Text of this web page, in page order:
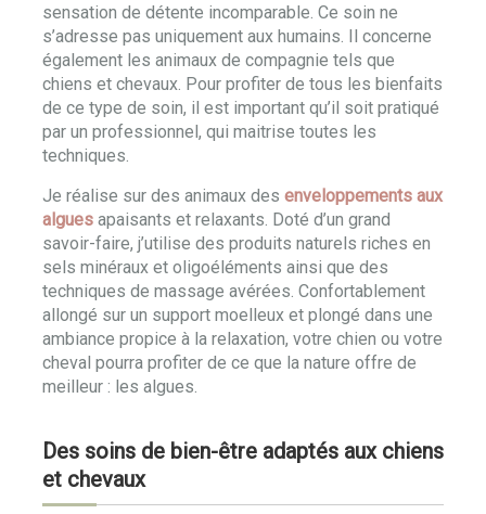
sensation de détente incomparable. Ce soin ne
s’adresse pas uniquement aux humains. Il concerne
également les animaux de compagnie tels que
chiens et chevaux. Pour profiter de tous les bienfaits
de ce type de soin, il est important qu’il soit pratiqué
par un professionnel, qui maitrise toutes les
techniques.
Je réalise sur des animaux des enveloppements aux
algues apaisants et relaxants. Doté d’un grand
savoir-faire, j’utilise des produits naturels riches en
sels minéraux et oligoéléments ainsi que des
techniques de massage avérées. Confortablement
allongé sur un support moelleux et plongé dans une
ambiance propice à la relaxation, votre chien ou votre
cheval pourra profiter de ce que la nature offre de
meilleur : les algues.
Des soins de bien-être adaptés aux chiens
et chevaux